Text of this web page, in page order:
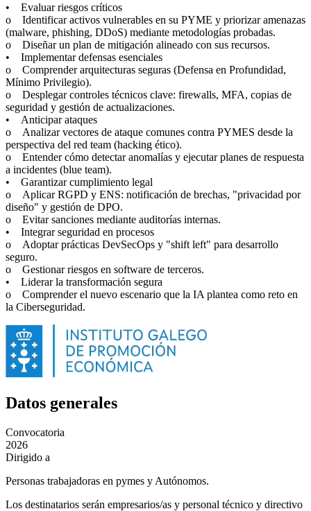
• Evaluar riesgos críticos
o Identificar activos vulnerables en su PYME y priorizar amenazas
(malware, phishing, DDoS) mediante metodologías probadas.
o Diseñar un plan de mitigación alineado con sus recursos.
• Implementar defensas esenciales
o Comprender arquitecturas seguras (Defensa en Profundidad,
Mínimo Privilegio).
o Desplegar controles técnicos clave: firewalls, MFA, copias de
seguridad y gestión de actualizaciones.
• Anticipar ataques
o Analizar vectores de ataque comunes contra PYMES desde la
perspectiva del red team (hacking ético).
o Entender cómo detectar anomalías y ejecutar planes de respuesta
a incidentes (blue team).
• Garantizar cumplimiento legal
o Aplicar RGPD y ENS: notificación de brechas, "privacidad por
diseño" y gestión de DPO.
o Evitar sanciones mediante auditorías internas.
• Integrar seguridad en procesos
o Adoptar prácticas DevSecOps y "shift left" para desarrollo
seguro.
o Gestionar riesgos en software de terceros.
• Liderar la transformación segura
o Comprender el nuevo escenario que la IA plantea como reto en
la Ciberseguridad.
Datos generales
Convocatoria
2026
Dirigido a
Personas trabajadoras en pymes y Autónomos.
Los destinatarios serán empresarios/as y personal técnico y directivo